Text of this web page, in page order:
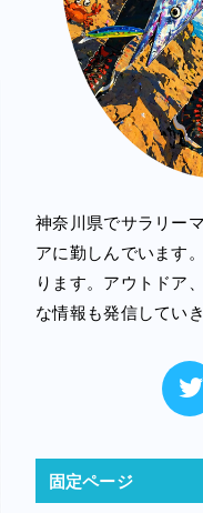
神奈川県でサラリー
アに勤しんでいます
ります。アウトドア
な情報も発信していき
固定ページ